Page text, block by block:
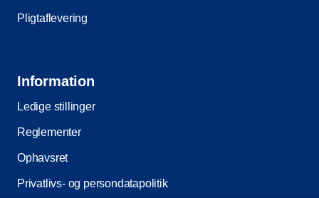
Pligtaflevering
Information
Ledige stillinger
Reglementer
Ophavsret
Privatlivs- og persondatapolitik